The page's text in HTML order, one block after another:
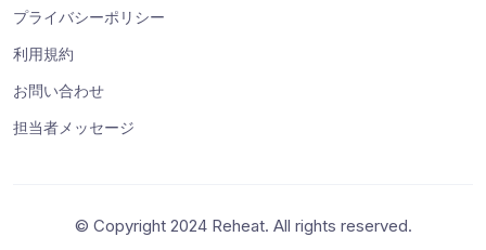
プライバシーポリシー
利用規約
お問い合わせ
担当者メッセージ
© Copyright 2024 Reheat. All rights reserved.